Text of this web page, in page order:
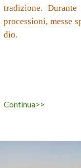
tradizione.
processioni, messe
dio.
Continua>>